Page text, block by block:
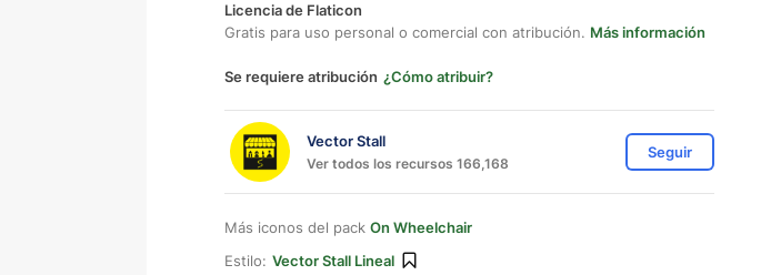
Licencia de Flaticon
Gratis para uso personal o comercial con atribución. Más información
Se requiere atribución ¿Cómo atribuir?
Vector Stall
Ver todos los recursos 166,168
Seguir
Más iconos del pack On Wheelchair
Estilo: Vector Stall Lineal